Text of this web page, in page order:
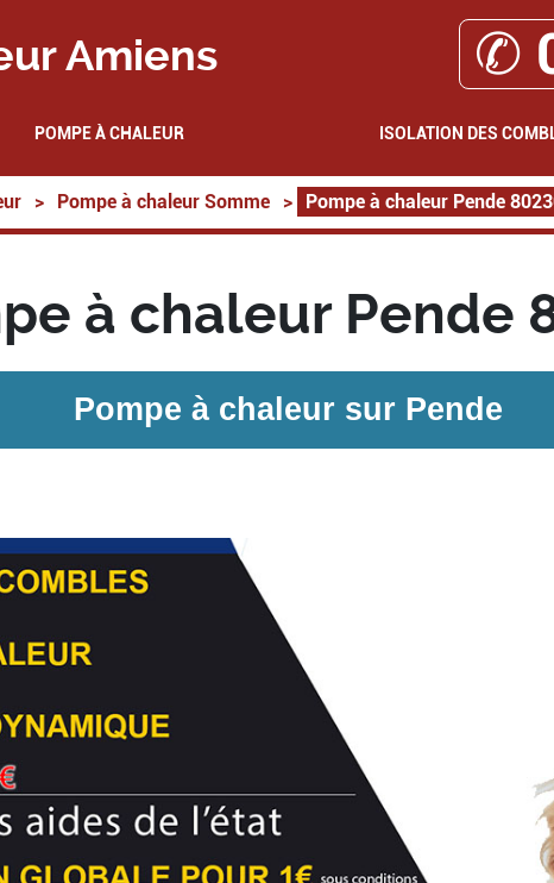
Amiens ✆
POMPE À CHALEUR ISOLATION DES
> Pompe à chaleur Somme > Pompe à chaleur Pende
à chaleur Pende
Pompe à chaleur sur Pende